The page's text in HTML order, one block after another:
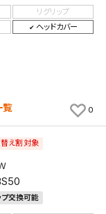
リグリップ
ヘッドカバー
覧 0
え割対象
プ交換可能